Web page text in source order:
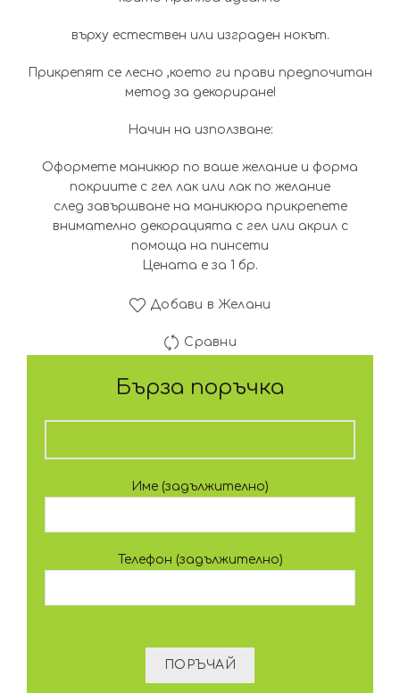
върху естествен или изграден нокът.
Прикрепят се лесно ,което ги прави предпочитан
метод за декориране!
Начин на използване:
Оформете маникюр по ваше желание и форма
покриите с гел лак или лак по желание
след завършване на маникюра прикрепете
внимателно декорацията с гел или акрил с
помоща на пинсети
Цената е за 1 бр.
Добави в Желани
Сравни
Бърза поръчка
Име (задължително)
Телефон (задължително)